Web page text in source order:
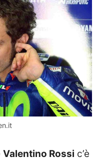
Valentino Rossi c’è